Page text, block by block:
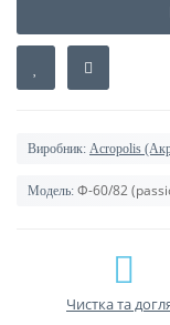
Виробник: Acropolis
Модель: Ф-60/82
Чистка та